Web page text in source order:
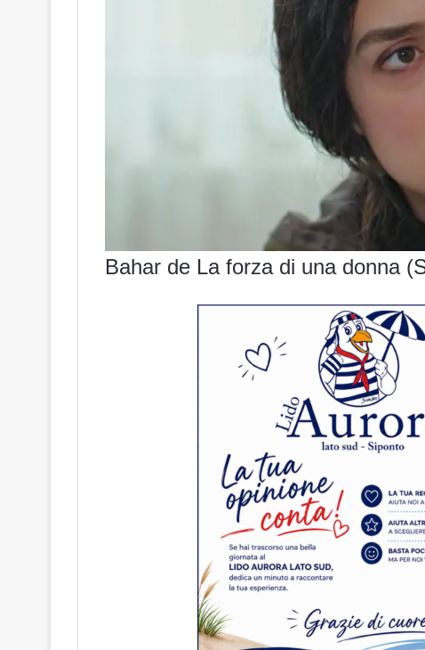
Bahar de La forza di una donna